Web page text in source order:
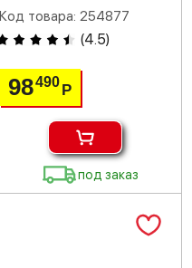
Код товара: 254877
(4.5)
98490 Р
под заказ